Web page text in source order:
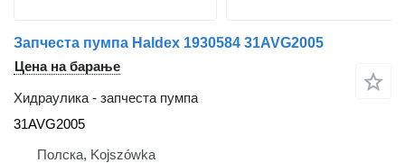
Запчеста пумпа Haldex 1930584 31AVG2005
Цена на барање
Хидраулика - запчеста пумпа
31AVG2005
Полска, Kojszówka